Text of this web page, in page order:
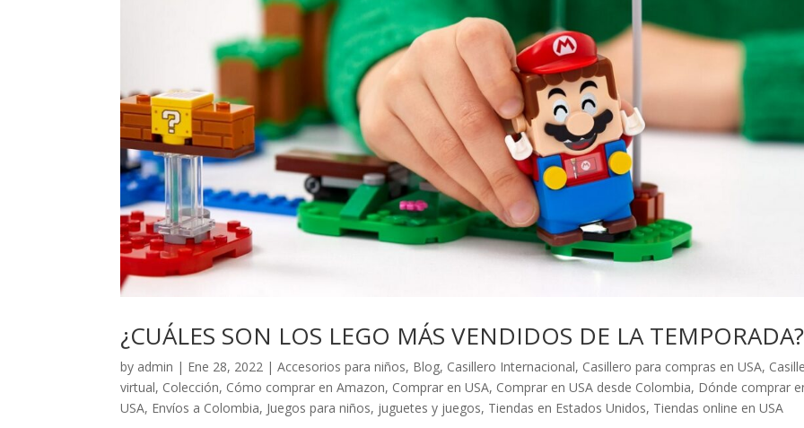
¿CUÁLES SON LOS LEGO MÁS VENDIDOS DE LA TEMPORADA?
by admin | Ene 28, 2022 |Accesorios para niños, Blog, Casillero Internacional, Casillero para compras en USA,
virtual, Colección, Cómo comprar en Amazon, Comprar en USA, Comprar en USA desde Colombia, Dónde comprar
USA, Envíos a Colombia, Juegos para niños, juguetes y juegos, Tiendas en Estados Unidos, Tiendas online en USA